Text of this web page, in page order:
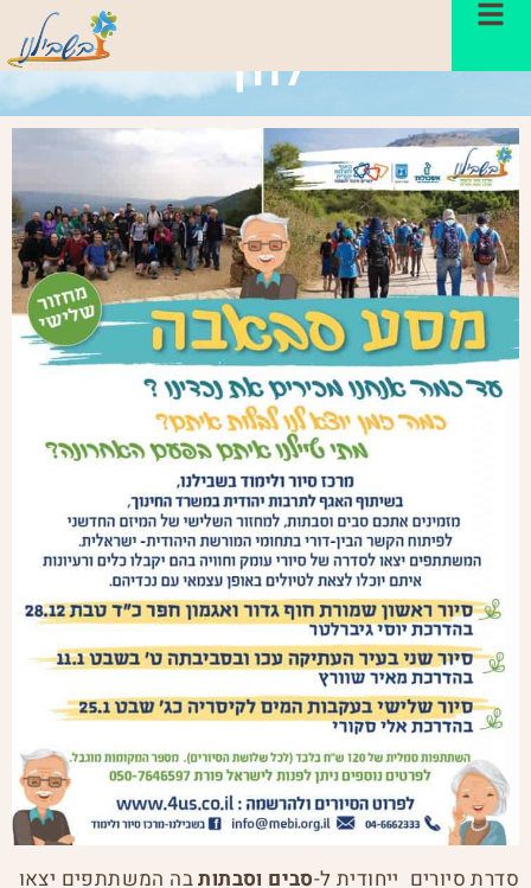
מסע סבא-בה- מחזור שלישי יוצא
לדרך
סדרת סיורים ייחודית ל-סבים וסבתותבה המשתתפים יצאו